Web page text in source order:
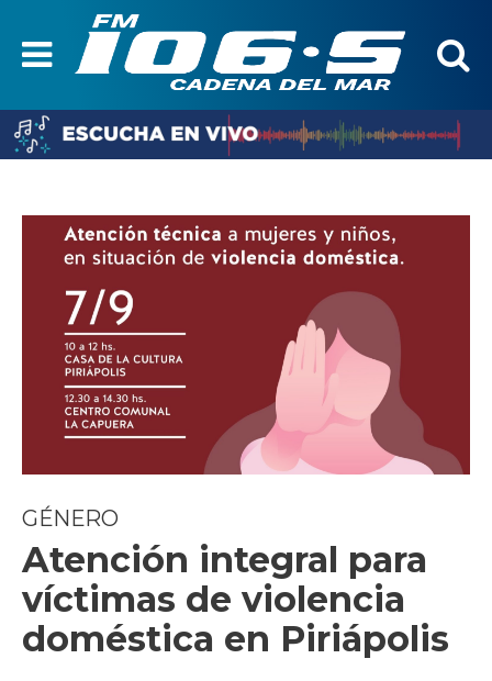
GÉNERO
Atención integral para
víctimas de violencia
doméstica en Piriápolis